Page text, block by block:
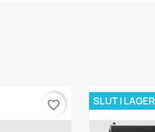
favorite_border SLUT I LAGER